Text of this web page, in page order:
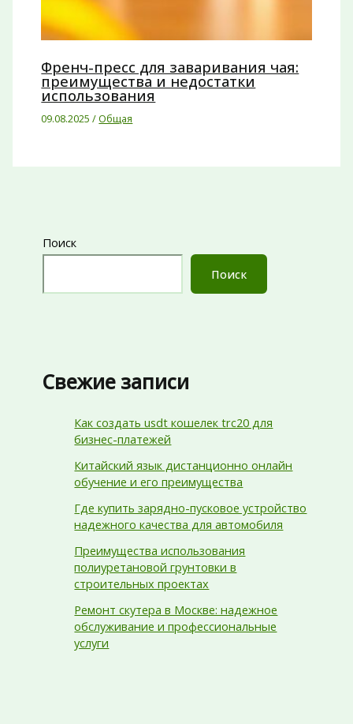
Френч-пресс для заваривания чая:
преимущества и недостатки
использования
09.08.2025/Общая
Поиск
Поиск
Свежие записи
Как создать usdt кошелек trc20 для
бизнес-платежей
Китайский язык дистанционно онлайн
обучение и его преимущества
Где купить зарядно-пусковое устройство
надежного качества для автомобиля
Преимущества использования
полиуретановой грунтовки в
строительных проектах
Ремонт скутера в Москве: надежное
обслуживание и профессиональные
услуги